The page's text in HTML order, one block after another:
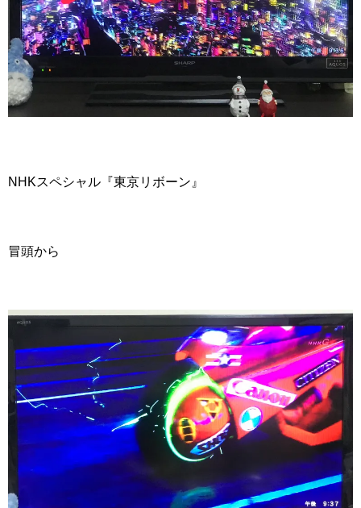
NHKスペシャル『東京リボーン』
冒頭から